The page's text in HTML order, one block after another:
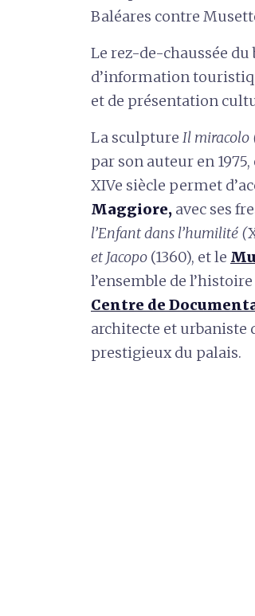
Baléares contre
Le rez-de-chaussée
d’information
et de présentation
La sculpture Il miracolo
par son auteur en
XIVe siècle permet
Maggiore, avec ses
l’Enfant dans l’humilité (
et Jacopo (1360), et le
l’ensemble de
Centre de
architecte et urbaniste
prestigieux du palais.